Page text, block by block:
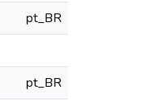
pt_BR
pt_BR